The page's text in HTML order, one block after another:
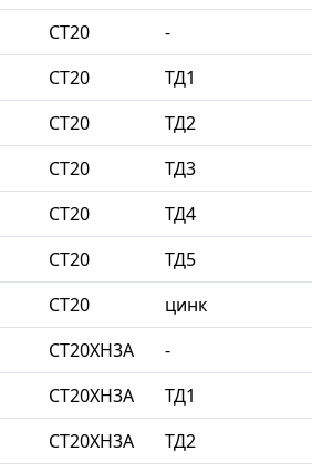
СТ20 -
СТ20 ТД1
СТ20 ТД2
СТ20 ТД3
СТ20 ТД4
СТ20 ТД5
СТ20 цинк
СТ20ХН3А -
СТ20ХН3А ТД1
СТ20ХН3А ТД2